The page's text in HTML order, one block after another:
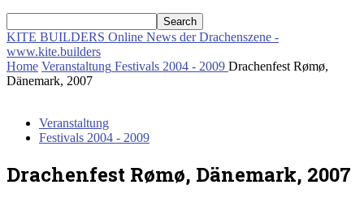
KITE BUILDERS Online News der Drachenszene -
www.kite.builders
Home Veranstaltung Festivals 2004 - 2009 Drachenfest Rømø,
Dänemark, 2007
Veranstaltung
Festivals 2004 - 2009
Drachenfest Rømø, Dänemark, 2007